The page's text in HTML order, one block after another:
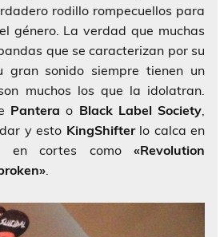
rodillo rompecuellos para
género. La verdad que muchas
que se caracterizan por su
gran sonido siempre tienen un
muchos los que la idolatran.
Pantera o Black Label Society,
y esto KingShifterlo calca en
en cortes como«Revolution
.